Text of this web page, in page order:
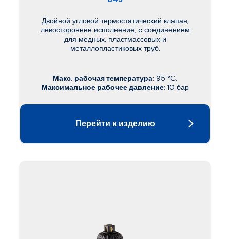
Двойной угловой термостатический клапан,
левостороннее исполнение, c соединением
для медных, пластмассовых и
металлопластиковых труб.
Макс. рабочая температура: 95 °C.
Максимальное рабочее давление: 10 бар
Перейти к изделию